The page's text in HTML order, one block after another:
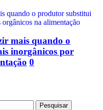
mais quando o
inorgânicos por
0